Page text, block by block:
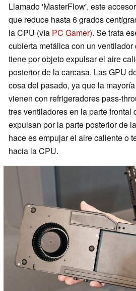
Llamado 'MasterFlow', este
que reduce hasta 6 grados
la CPU (vía PC Gamer). Se trata
cubierta metálica con un
tiene por objeto expulsar el aire
posterior de la carcasa. Las GPU
cosa del pasado, ya que la
vienen con refrigeradores pass-
tres ventiladores en la parte frontal
expulsan por la parte posterior de
hace es empujar el aire caliente o
hacia la CPU.